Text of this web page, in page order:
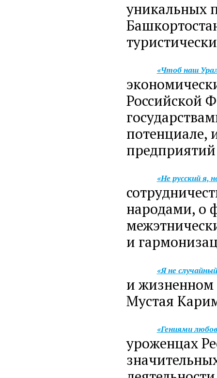
уникальных
«Чтоб наш
Российской
потенциале,
«Не русский я,
народами, о
и
«Я не
и жизненном
Мустая
«Гениями
уроженцах